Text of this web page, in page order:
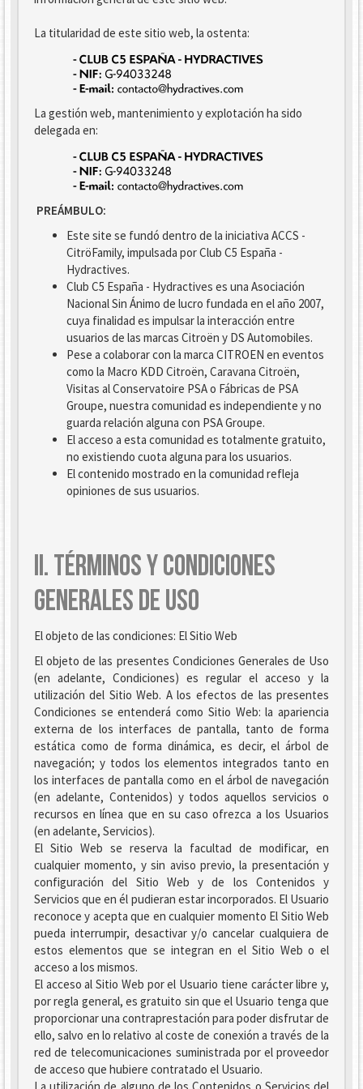
La titularidad de este sitio web, la ostenta:
La gestión web, mantenimiento y explotación ha sido
delegada en:
PREÁMBULO:
Este site se fundó dentro de la iniciativa ACCS -
CitröFamily, impulsada por Club C5 España -
Hydractives.
Club C5 España - Hydractives es una Asociación
Nacional Sin Ánimo de lucro fundada en el año 2007,
cuya finalidad es impulsar la interacción entre
usuarios de las marcas Citroën y DS Automobiles.
Pese a colaborar con la marca CITROEN en eventos
como la Macro KDD Citroën, Caravana Citroën,
Visitas al Conservatoire PSA o Fábricas de PSA
Groupe, nuestra comunidad es independiente y no
guarda relación alguna con PSA Groupe.
El acceso a esta comunidad es totalmente gratuito,
no existiendo cuota alguna para los usuarios.
El contenido mostrado en la comunidad refleja
opiniones de sus usuarios.
II. TÉRMINOS Y CONDICIONES
GENERALES DE USO
El objeto de las condiciones: El Sitio Web
El objeto de las presentes Condiciones Generales de Uso
(en adelante, Condiciones) es regular el acceso y la
utilización del Sitio Web. A los efectos de las presentes
Condiciones se entenderá como Sitio Web: la apariencia
externa de los interfaces de pantalla, tanto de forma
estática como de forma dinámica, es decir, el árbol de
navegación; y todos los elementos integrados tanto en
los interfaces de pantalla como en el árbol de navegación
(en adelante, Contenidos) y todos aquellos servicios o
recursos en línea que en su caso ofrezca a los Usuarios
(en adelante, Servicios).
El Sitio Web se reserva la facultad de modificar, en
cualquier momento, y sin aviso previo, la presentación y
configuración del Sitio Web y de los Contenidos y
Servicios que en él pudieran estar incorporados. El Usuario
reconoce y acepta que en cualquier momento El Sitio Web
pueda interrumpir, desactivar y/o cancelar cualquiera de
estos elementos que se integran en el Sitio Web o el
acceso a los mismos.
El acceso al Sitio Web por el Usuario tiene carácter libre y,
por regla general, es gratuito sin que el Usuario tenga que
proporcionar una contraprestación para poder disfrutar de
ello, salvo en lo relativo al coste de conexión a través de la
red de telecomunicaciones suministrada por el proveedor
de acceso que hubiere contratado el Usuario.